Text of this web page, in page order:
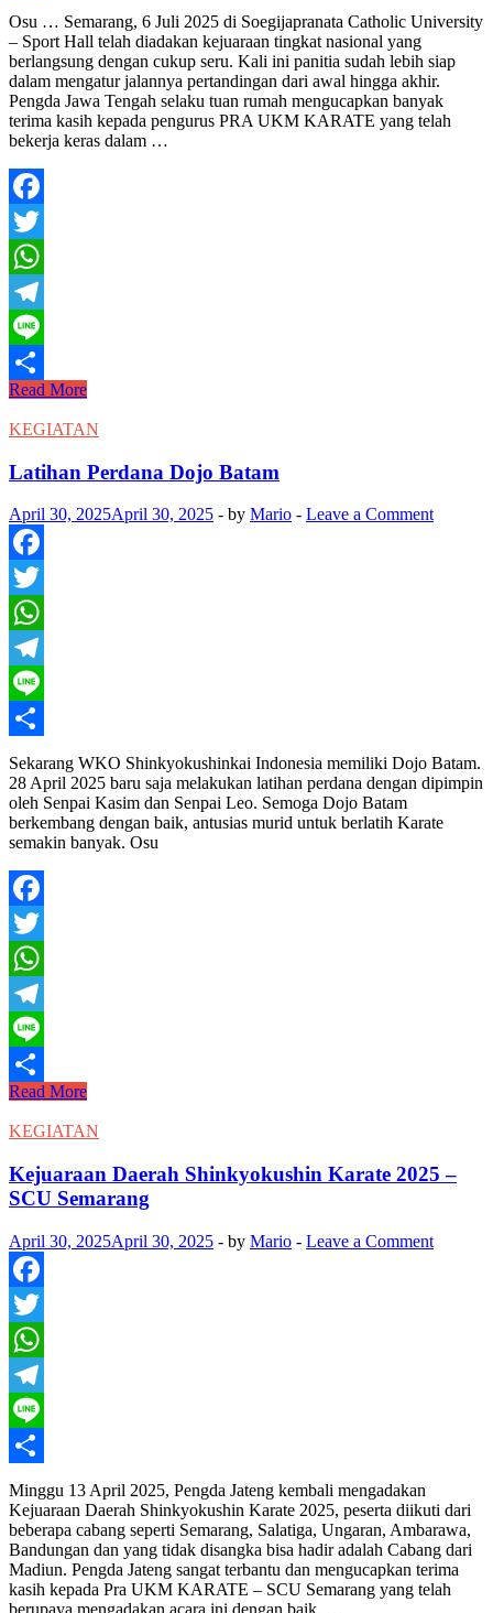
Share
Osu … Semarang, 6 Juli 2025 di Soegijapranata Catholic University
– Sport Hall telah diadakan kejuaraan tingkat nasional yang
berlangsung dengan cukup seru. Kali ini panitia sudah lebih siap
dalam mengatur jalannya pertandingan dari awal hingga akhir.
Pengda Jawa Tengah selaku tuan rumah mengucapkan banyak
terima kasih kepada pengurus PRA UKM KARATE yang telah
bekerja keras dalam …
Facebook
Twitter
WhatsApp
Telegram
Line
Share
The
Indonesia
&
The
2nd
Indonesia
Junior
Shinkyokushin
Karate
Championship
Read More
KEGIATAN
Latihan Perdana Dojo Batam
April 30, 2025April 30, 2025 - by Mario - Leave a Comment
Facebook
Twitter
WhatsApp
Telegram
Line
Share
Sekarang WKO Shinkyokushinkai Indonesia memiliki Dojo Batam.
28 April 2025 baru saja melakukan latihan perdana dengan dipimpin
oleh Senpai Kasim dan Senpai Leo. Semoga Dojo Batam
berkembang dengan baik, antusias murid untuk berlatih Karate
semakin banyak. Osu
Facebook
Twitter
WhatsApp
Telegram
Line
Share
Latihan
Dojo
Read More
KEGIATAN
Kejuaraan Daerah Shinkyokushin Karate 2025 –
SCU Semarang
April 30, 2025April 30, 2025 - by Mario - Leave a Comment
Facebook
Twitter
WhatsApp
Telegram
Line
Share
Minggu 13 April 2025, Pengda Jateng kembali mengadakan
Kejuaraan Daerah Shinkyokushin Karate 2025, peserta diikuti dari
beberapa cabang seperti Semarang, Salatiga, Ungaran, Ambarawa,
Bandungan dan yang tidak disangka bisa hadir adalah Cabang dari
Madiun. Pengda Jateng sangat terbantu dan mengucapkan terima
kasih kepada Pra UKM KARATE – SCU Semarang yang telah
berupaya mengadakan acara ini dengan baik. …